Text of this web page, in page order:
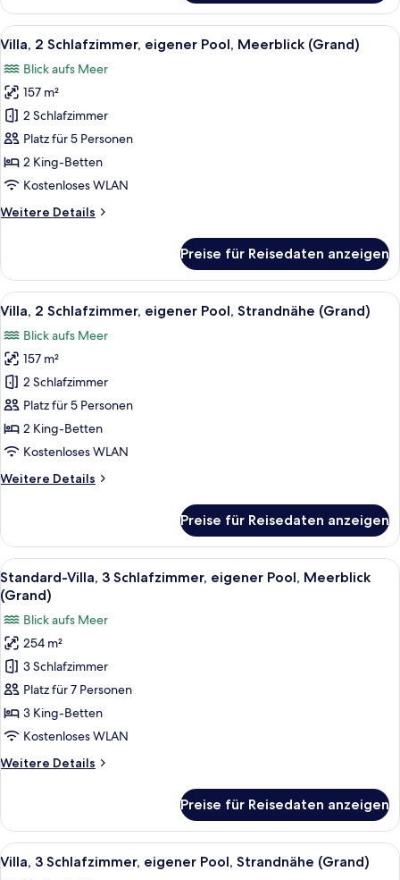
Villa,
2 Schlafzimmer,
eigener
Meerblick
(Lux)
Alle
Fotos
für
Villa,
2 Schlafzimmer,
eigener
Pool,
Meerblick
anzeigen
Ein zweistöckiges Haus mit
5
Villa, 2 Schlafzimmer, eigener Pool, Meerblick (Grand)
Blick aufs Meer
157 m²
2 Schlafzimmer
Platz für 5 Personen
2 King-Betten
Kostenloses WLAN
Weitere Details
Weitere
2 Schlafzimmer,
eigener
Pool,
(Grand)
Preise für Reisedaten anzeigen
Alle
Fotos
für
Villa,
2 Schlafzimmer,
eigener
Pool,
Strandnähe
anzeigen
Ein Resort mit Pool, Liegestühlen
6
Villa, 2 Schlafzimmer, eigener Pool, Strandnähe (Grand)
Blick aufs Meer
157 m²
2 Schlafzimmer
Platz für 5 Personen
2 King-Betten
Kostenloses WLAN
Weitere Details
Weitere
2 Schlafzimmer,
eigener
Pool,
Strandnähe
(Grand)
Preise für Reisedaten anzeigen
Alle
Fotos
für
Standard-
Villa,
3 Schlafzimmer,
eigener
Pool,
Meerblick
anzeigen
Luftaufnahme eines Anwesens mit
4
Standard-Villa, 3 Schlafzimmer, eigener Pool, Meerblick
(Grand)
Blick aufs Meer
254 m²
3 Schlafzimmer
Platz für 7 Personen
3 King-Betten
Kostenloses WLAN
Weitere Details
Weitere
Villa,
3 Schlafzimmer,
eigener
Preise für Reisedaten anzeigen
Alle
Fotos
Ein zweistöckiges Haus mit
6
Villa, 3 Schlafzimmer, eigener Pool, Strandnähe (Grand)